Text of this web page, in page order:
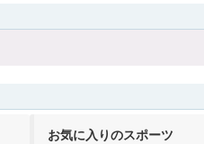
お気に入りのスポーツ